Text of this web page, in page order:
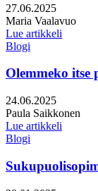
Julkaistu:
27.06.2025
Kirjoittajat:
Maria Vaalavuo
Lue artikkeli
Blogi
Olemmeko itse
Julkaistu:
24.06.2025
Kirjoittajat:
Paula Saikkonen
Lue artikkeli
Blogi